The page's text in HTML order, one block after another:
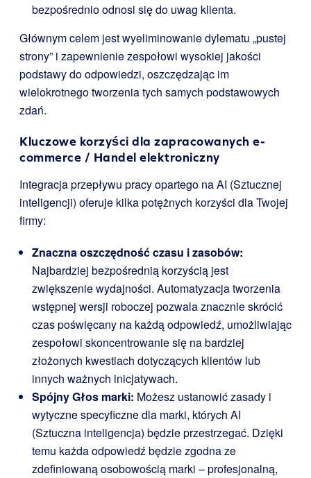
bezpośrednio odnosi się do uwag klienta.
Głównym celem jest wyeliminowanie dylematu „pustej
strony” i zapewnienie zespołowi wysokiej jakości
podstawy do odpowiedzi, oszczędzając im
wielokrotnego tworzenia tych samych podstawowych
zdań.
Kluczowe korzyści dla zapracowanych e-
commerce / Handel elektroniczny
Integracja przepływu pracy opartego na AI (Sztucznej
inteligencji) oferuje kilka potężnych korzyści dla Twojej
firmy:
Znaczna oszczędność czasu i zasobów:
Najbardziej bezpośrednią korzyścią jest
zwiększenie wydajności. Automatyzacja tworzenia
wstępnej wersji roboczej pozwala znacznie skrócić
czas poświęcany na każdą odpowiedź, umożliwiając
zespołowi skoncentrowanie się na bardziej
złożonych kwestiach dotyczących klientów lub
innych ważnych inicjatywach.
Spójny Głos marki: Możesz ustanowić zasady i
wytyczne specyficzne dla marki, których AI
(Sztuczna inteligencja) będzie przestrzegać. Dzięki
temu każda odpowiedź będzie zgodna ze
zdefiniowaną osobowością marki – profesjonalną,